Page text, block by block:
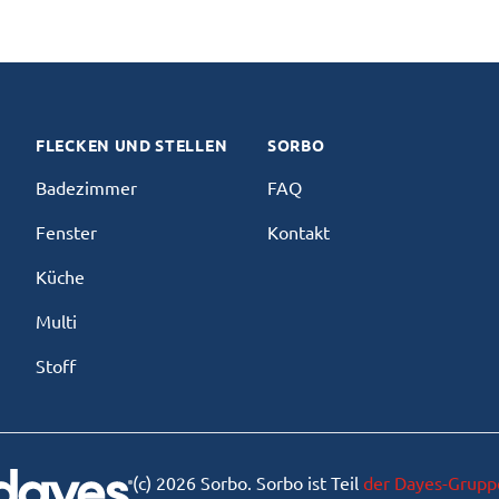
FLECKEN UND STELLEN
Badezimmer
Fenster
Küche
Multi
Stoff
SORBO
FAQ
Kontakt
(c) 2026 Sorbo. Sorbo ist Teil der Dayes-